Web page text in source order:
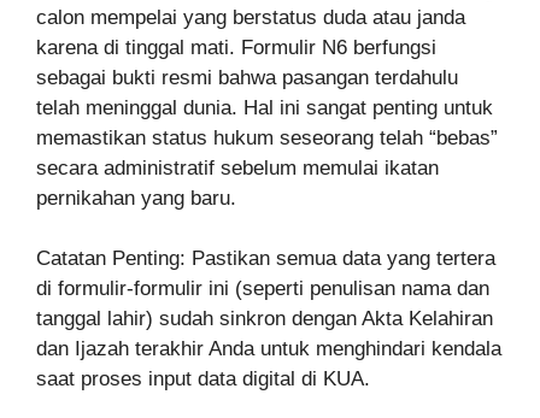
calon mempelai yang berstatus duda atau janda
karena di tinggal mati. Formulir N6 berfungsi
sebagai bukti resmi bahwa pasangan terdahulu
telah meninggal dunia. Hal ini sangat penting untuk
memastikan status hukum seseorang telah “bebas”
secara administratif sebelum memulai ikatan
pernikahan yang baru.
Catatan Penting: Pastikan semua data yang tertera
di formulir-formulir ini (seperti penulisan nama dan
tanggal lahir) sudah sinkron dengan Akta Kelahiran
dan Ijazah terakhir Anda untuk menghindari kendala
saat proses input data digital di KUA.